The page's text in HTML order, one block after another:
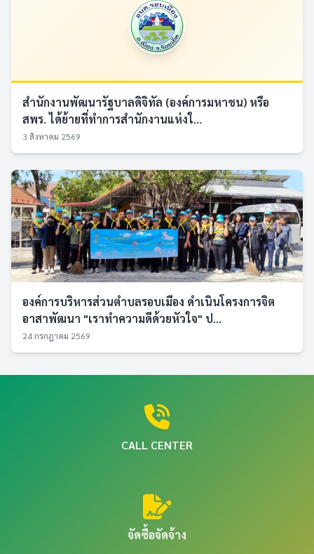
สำนักงานพัฒนารัฐบาลดิจิทัล (องค์การมหาชน) หรือ
สพร. ได้ย้ายที่ทำการสำนักงานแห่งใ...
3 สิงหาคม 2569
องค์การบริหารส่วนตำบลรอบเมือง ดำเนินโครงการจิต
อาสาพัฒนา "เราทำความดีด้วยหัวใจ" ป...
24 กรกฎาคม 2569
CALL CENTER
จัดซื้อจัดจ้าง